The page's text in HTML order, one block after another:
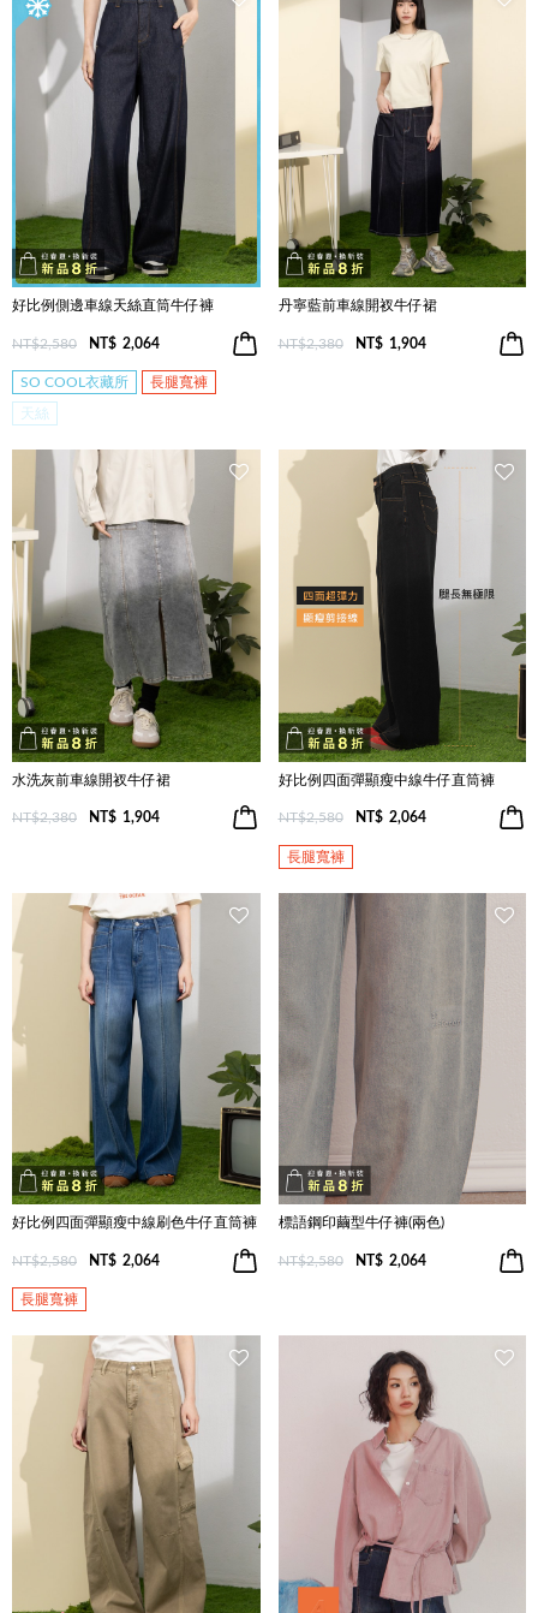
好比例側邊車線天絲直筒牛仔褲
NT$2,580 NT$ 2,064
SO COOL衣藏所 長腿寬褲
天絲
丹寧藍前車線開衩牛仔裙
NT$2,380 NT$ 1,904
水洗灰前車線開衩牛仔裙
NT$2,380 NT$ 1,904
好比例四面彈顯瘦中線牛仔直筒褲
NT$2,580 NT$ 2,064
長腿寬褲
好比例四面彈顯瘦中線刷色牛仔直筒褲
NT$2,580 NT$ 2,064
長腿寬褲
標語鋼印繭型牛仔褲(兩色)
NT$2,580 NT$ 2,064